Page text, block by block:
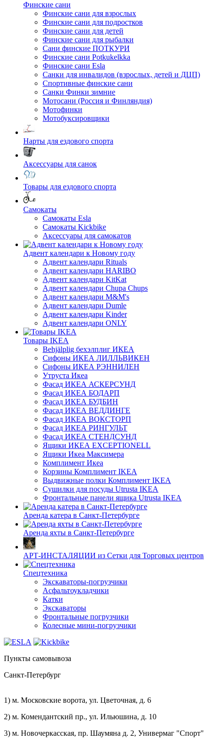
Финские сани
Финские сани для взрослых
Финские сани для подростков
Финские сани для детей
Финские сани для рыбалки
Сани финские ПОТКУРИ
Финские сани Potkukelkka
Финские сани Esla
Санки для инвалидов (взрослых, детей и ДЦП)
Спортивные финские сани
Санки Финки зимние
Мотосани (Россия и Финляндия)
Мотофинки
Мотобуксировщики
Нарты для ездового спорта
Аксессуары для санок
Товары для ездового спорта
Cамокаты
Самокаты Esla
Самокаты Kickbike
Аксессуары для самокатов
Адвент календари к Новому году
Адвент календари Rituals
Адвент календари HARIBO
Адвент календари KitKat
Адвент календари Chupa Chups
Адвент календари M&M's
Адвент календари Dumle
Адвент календари Kinder
Адвент календари ONLY
Товары IKEA
Behjälplig бехэлплиг ИКЕА
Сифоны ИКЕА ЛИЛЛЬВИКЕН
Сифоны ИКЕА РЭННИЛЕН
Утруста Икеа
Фасад ИКЕА АСКЕРСУНД
Фасад ИКЕА БОДАРП
Фасад ИКЕА БУДБИН
Фасад ИКЕА ВЕДДИНГЕ
Фасад ИКЕА ВОКСТОРП
Фасад ИКЕА РИНГУЛЬТ
Фасад ИКЕА СТЕНДСУНД
Ящики ИКЕА EXCEPTIONELL
Ящики Икеа Максимера
Комплимент Икеа
Корзины Комплимент IKEA
Выдвижные полки Комплимент IKEA
Сушилки для посуды Utrusta IKEA
Фронтальные панели ящика Utrusta IKEA
Аренда катера в Санкт-Петербурге
Аренда яхты в Санкт-Петербурге
АРТ-ИНСТАЛЯЦИИ из Сетки для Торговых центров
Спецтехника
Экскаваторы-погрузчики
Асфальтоукладчики
Катки
Экскаваторы
Фронтальные погрузчики
Колесные мини-погрузчики
Пункты самовывоза
Санкт-Петербург
1) м. Московские ворота, ул. Цветочная, д. 6
2) м. Комендантский пр., ул. Ильюшина, д. 10
3) м. Новочеркасская, пр. Шаумяна д. 2, Универмаг "Спорт"